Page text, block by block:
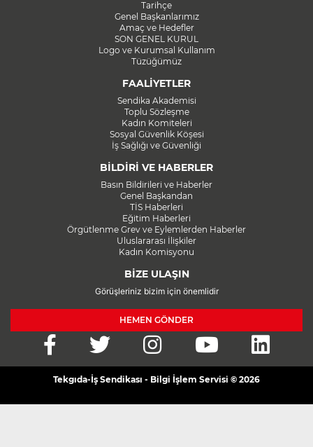
Tarihçe
Genel Başkanlarımız
Amaç ve Hedefler
SON GENEL KURUL
Logo ve Kurumsal Kullanım
Tüzüğümüz
FAALİYETLER
Sendika Akademisi
Toplu Sözleşme
Kadın Komiteleri
Sosyal Güvenlik Köşesi
İş Sağlığı ve Güvenliği
BİLDİRİ VE HABERLER
Basın Bildirileri ve Haberler
Genel Başkandan
TİS Haberleri
Eğitim Haberleri
Örgütlenme Grev ve Eylemlerden Haberler
Uluslararası İlişkiler
Kadın Komisyonu
BİZE ULAŞIN
Görüşleriniz bizim için önemlidir
HEMEN GÖNDER
Tekgıda-İş Sendikası - Bilgi İşlem Servisi © 2026